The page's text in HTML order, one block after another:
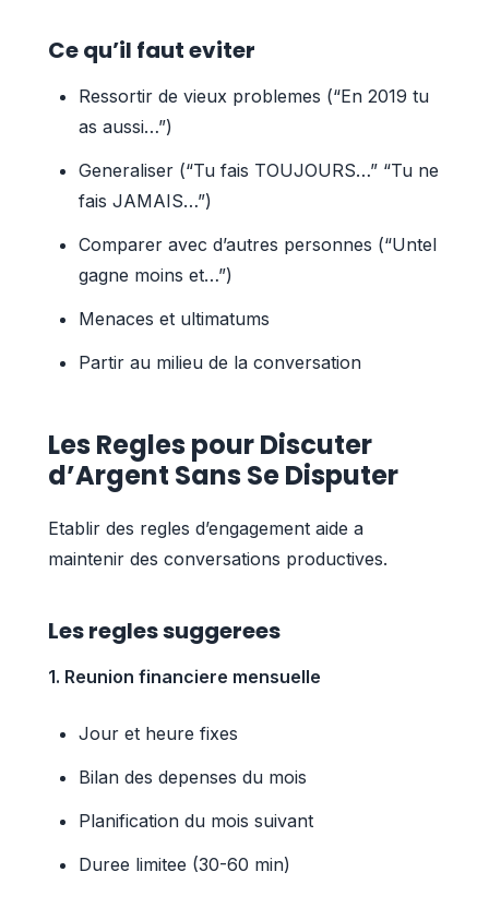
Ce qu’il faut eviter
Ressortir de vieux problemes (“En 2019 tu
as aussi…”)
Generaliser (“Tu fais TOUJOURS…” “Tu ne
fais JAMAIS…”)
Comparer avec d’autres personnes (“Untel
gagne moins et…”)
Menaces et ultimatums
Partir au milieu de la conversation
Les Regles pour Discuter
d’Argent Sans Se Disputer
Etablir des regles d’engagement aide a
maintenir des conversations productives.
Les regles suggerees
1. Reunion financiere mensuelle
Jour et heure fixes
Bilan des depenses du mois
Planification du mois suivant
Duree limitee (30-60 min)